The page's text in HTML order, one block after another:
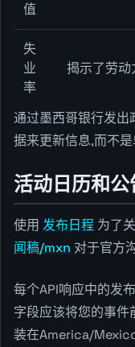
值
失
业
率
揭示了劳动
通过墨西哥银行发出
据来更新信息,而不
活动日历和公
使用 发布日程 为了
闻稿/mxn 对于官方
每个API响应中的发
字段应该将您的事件
装在America/